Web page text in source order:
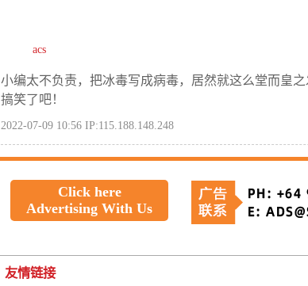
acs
小编太不负责，把冰毒写成病毒，居然就这么堂而皇
搞笑了吧！
2022-07-09 10:56 IP:115.188.148.248
Click here
Advertising With Us
友情链接